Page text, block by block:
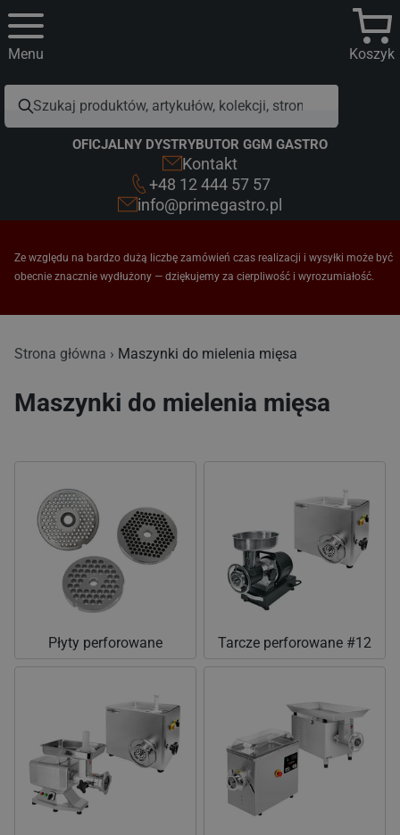
Koszyk
Menu
OFICJALNY DYSTRYBUTOR GGM GASTRO
Kontakt
+48 12 444 57 57
info@primegastro.pl
Ze względu na bardzo dużą liczbę zamówień czas realizacji i wysyłki może być
obecnie znacznie wydłużony — dziękujemy za cierpliwość i wyrozumiałość.
Strona główna
Maszynki do mielenia mięsa
Maszynki do mielenia mięsa
Płyty perforowane Tarcze perforowane #12